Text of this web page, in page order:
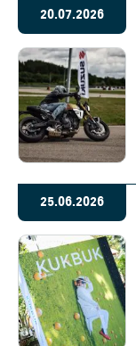
20.07.2026
25.06.2026